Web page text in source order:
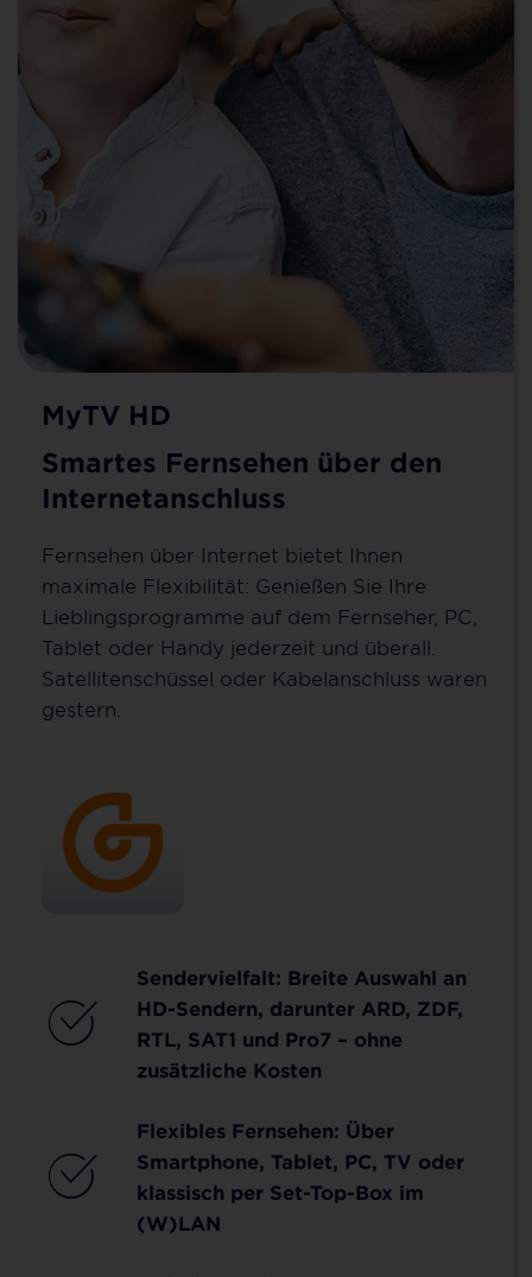
MyTV HD
Smartes Fernsehen über den
Internetanschluss
Fernsehen über Internet bietet Ihnen
maximale Flexibilität: Genießen Sie Ihre
Lieblingsprogramme auf dem Fernseher, PC,
Tablet oder Handy jederzeit und überall.
Satellitenschüssel oder Kabelanschluss waren
gestern.
Sendervielfalt: Breite Auswahl an
HD-Sendern, darunter ARD, ZDF,
RTL, SAT1 und Pro7 – ohne
zusätzliche Kosten
Flexibles Fernsehen: Über
Smartphone, Tablet, PC, TV oder
klassisch per Set-Top-Box im
(W)LAN